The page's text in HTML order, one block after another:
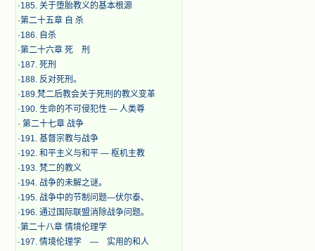
·185. 关于堕胎教义的基本根源
·第二十五章 自 杀
·186. 自杀
·第二十六章 死 刑
·187. 死刑
·188. 反对死刑。
·189.梵二后教会关于死刑的教义变革
·190. 生命的不可侵犯性 — 人类尊
· 第二十七章 战争
·191. 基督宗教与战争
·192. 和平主义与和平 — 枢机主教
·193. 梵二的教义
·194. 战争的未解之谜。
·195. 战争中的节制问题—伏尔泰、
·196. 通过国际联盟消除战争问题。
·第二十八章 情境伦理学
·197. 情境伦理学 — 实用的和人